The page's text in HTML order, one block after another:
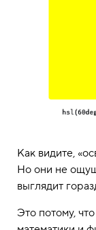
Как видите,
Но они не
выглядит
Это потому,